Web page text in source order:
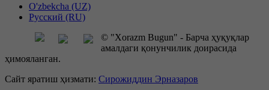
O'zbekcha (UZ)
Русский (RU)
© "Xorazm Bugun" - Барча ҳуқуқлар
амалдаги қонунчилик доирасида
ҳимояланган.
Сайт яратиш ҳизмати: Сирожиддин Эрназаров